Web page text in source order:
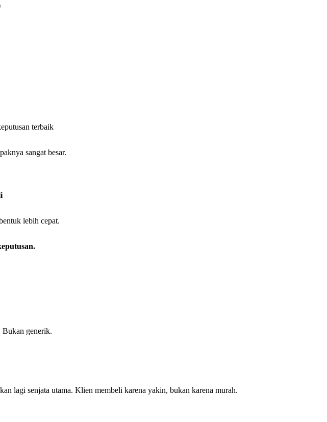
terbaik
sangat besar.
lebih cepat.
Bukan generik.
lagi senjata utama. Klien membeli karena yakin, bukan karena murah.